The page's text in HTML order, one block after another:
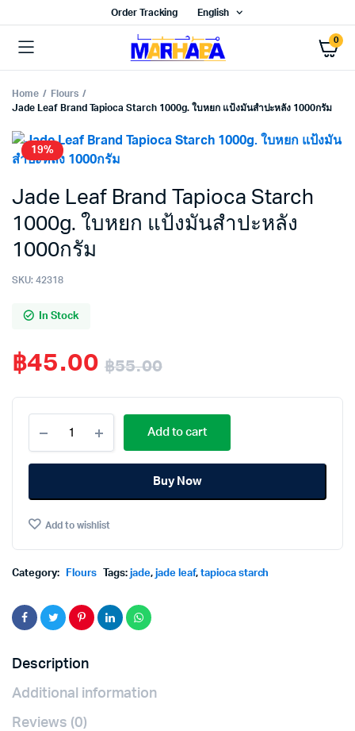
Order Tracking English
0
Home
Flours
Jade Leaf Brand Tapioca Starch 1000g. ใบหยก แป้งมันสำปะหลัง 1000กรัม
19%
Jade Leaf Brand Tapioca Starch
1000g. ใบหยก แป้งมันสำปะหลัง
1000กรัม
SKU: 42318
In Stock
฿55.00
Original
price
was:
฿55.00.
฿45.00
Current
price
is:
฿45.00.
Leaf
Brand
Tapioca
1000g.
หยก
สำปะหลัง
Add to cart
Buy Now
Add to wishlist
Category: Flours Tags:jade,jade leaf, tapioca starch
Description
Additional information
Reviews (0)